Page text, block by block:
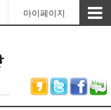
마이페이지